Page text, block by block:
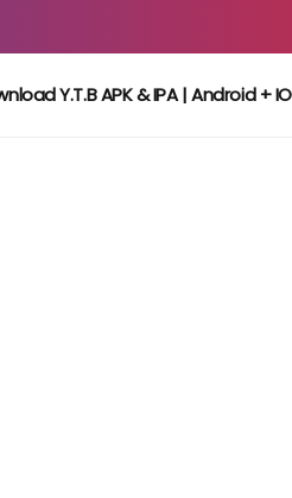
Y.T.B APK & IPA | Android +